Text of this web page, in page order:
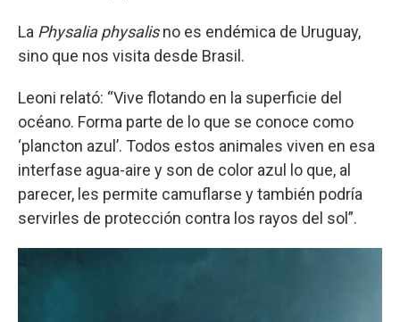
La Physalia physalisno es endémica de Uruguay,
sino que nos visita desde Brasil.
Leoni relató: “Vive flotando en la superficie del
océano. Forma parte de lo que se conoce como
‘plancton azul’. Todos estos animales viven en esa
interfase agua-aire y son de color azul lo que, al
parecer, les permite camuflarse y también podría
servirles de protección contra los rayos del sol”.